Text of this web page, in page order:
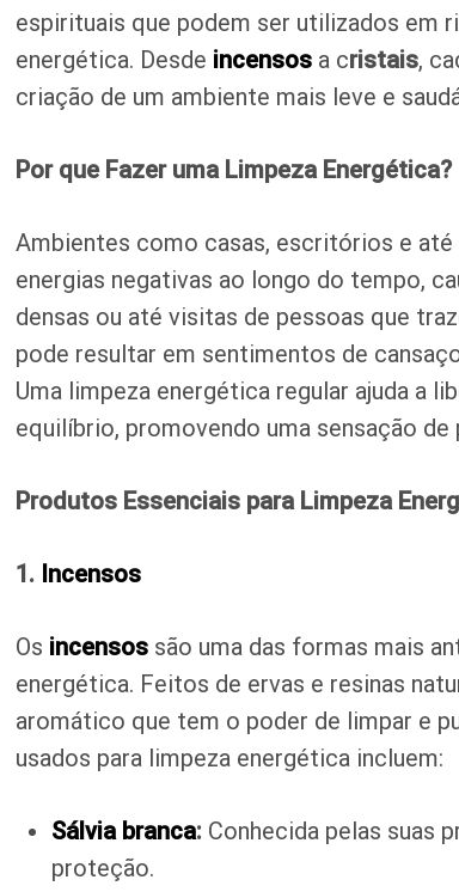
espirituais que podem ser utilizados em
energética. Desde incensos a cristais,
criação de um ambiente mais leve e
Por que Fazer uma Limpeza Energética?
Ambientes como casas, escritórios e
energias negativas ao longo do tempo,
densas ou até visitas de pessoas que
pode resultar em sentimentos de
Uma limpeza energética regular ajuda a
equilíbrio, promovendo uma sensação de
Produtos Essenciais para Limpeza
1. Incensos
Os incensos são uma das formas mais
energética. Feitos de ervas e resinas
aromático que tem o poder de limpar e
usados para limpeza energética incluem:
Sálvia branca: Conhecida pelas suas
proteção.